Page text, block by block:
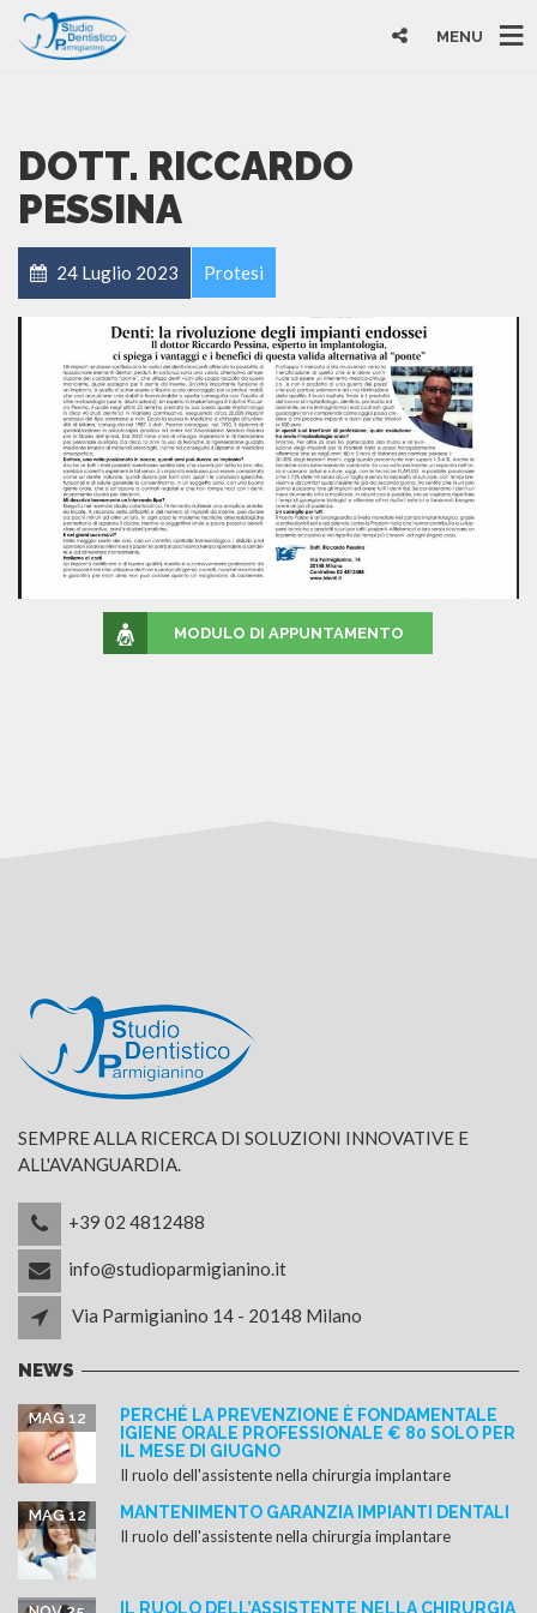
MENU
DOTT. RICCARDO
PESSINA
24 Luglio 2023 Protesi
MODULO DI APPUNTAMENTO
SEMPRE ALLA RICERCA DI SOLUZIONI INNOVATIVE E
ALL'AVANGUARDIA.
+39 02 4812488
info@studioparmigianino.it
Via Parmigianino 14 - 20148 Milano
NEWS
PERCHÉ LA PREVENZIONE È FONDAMENTALE
IGIENE ORALE PROFESSIONALE € 80 SOLO PER
IL MESE DI GIUGNO
MAG 12
Il ruolo dell'assistente nella chirurgia implantare
MANTENIMENTO GARANZIA IMPIANTI DENTALI
MAG 12
Il ruolo dell'assistente nella chirurgia implantare
IL RUOLO DELL’ASSISTENTE NELLA CHIRURGIA